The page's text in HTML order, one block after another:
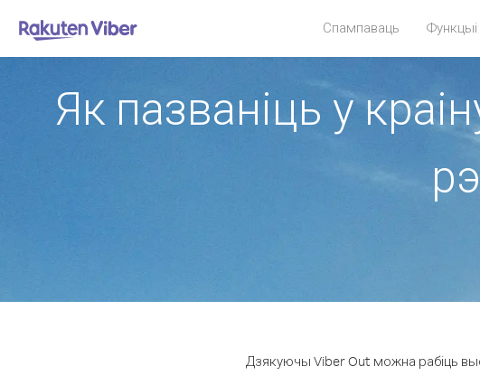
Спампаваць Функцыі
Як пазваніць у
Дзякуючы Viber Out можна рабіць